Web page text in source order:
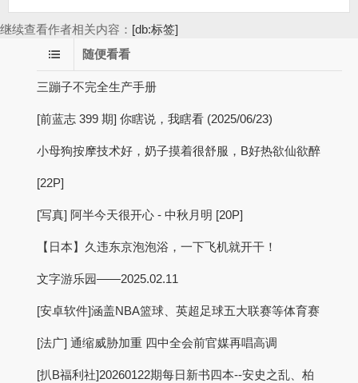
继续查看作者相关内容： [db:标签]
随便看看
三蹦子不完全生产手册
[前蓝志 399 期] 你瞎说，我瞎看 (2025/06/23)
小母狗按摩技术好，奶子摸着很舒服，B好热欲仙欲醉
[22P]
[写真] 阿半今天很开心 - 中秋月明 [20P]
【日本】久违东京泡泡浴，一下飞机就开干！
文字游乐园——2025.02.11
[安卓软件]涵盖NBA篮球、英超足球五大联赛等体育赛
[法广] 通缩威胁加重 四中全会前官媒再唱高调
[扒B福利社]20260122期每日新书四本--安史之乱、柏